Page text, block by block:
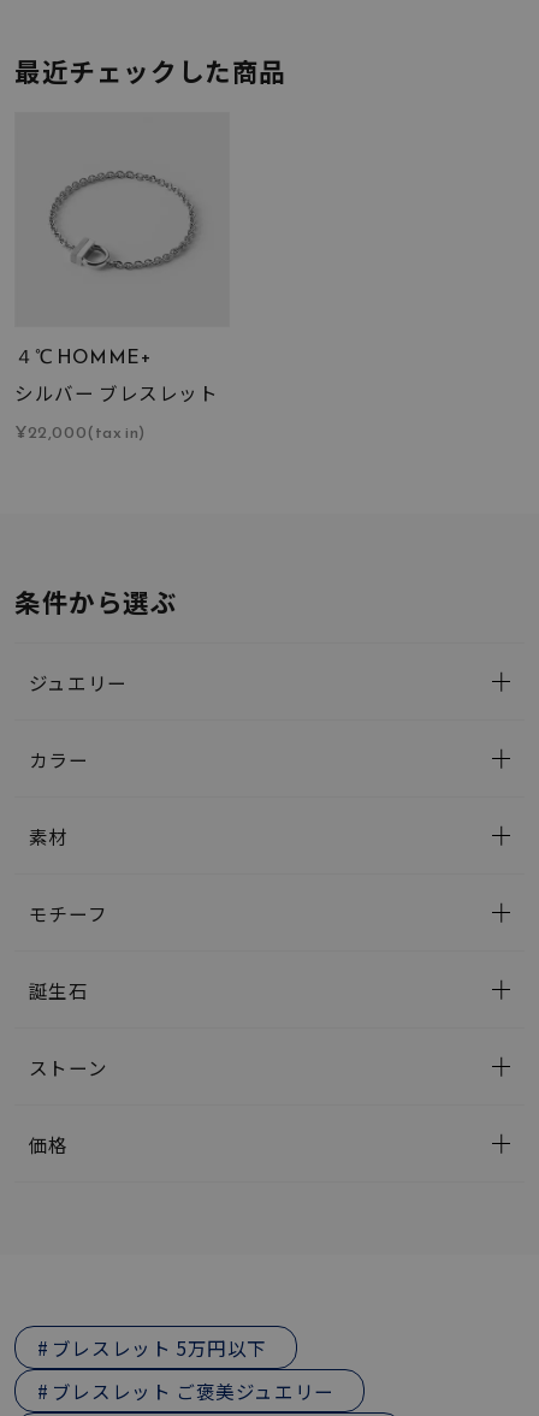
最近チェックした商品
４℃ HOMME+
シルバー ブレスレット
¥22,000(tax in)
条件から選ぶ
ジュエリー
カラー
素材
モチーフ
誕生石
ストーン
価格
ブレスレット 5万円以下
ブレスレット ご褒美ジュエリー